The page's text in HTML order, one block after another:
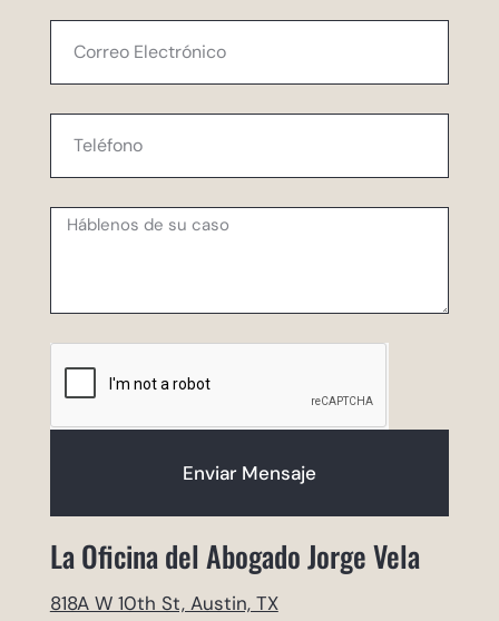
Enviar Mensaje
La Oficina del Abogado Jorge Vela
818A W 10th St, Austin, TX